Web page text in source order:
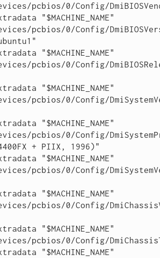
pcbios/0/Config/
"$MACHINE_NAME"
pcbios/0/Config/
"$MACHINE_NAME"
pcbios/0/Config/
"$MACHINE_NAME"
pcbios/0/Config/
"$MACHINE_NAME"
pcbios/0/Config/
+ PIIX, 1996)"
"$MACHINE_NAME"
pcbios/0/Config/
"$MACHINE_NAME"
pcbios/0/Config/
"$MACHINE_NAME"
pcbios/0/Config/
"$MACHINE_NAME"